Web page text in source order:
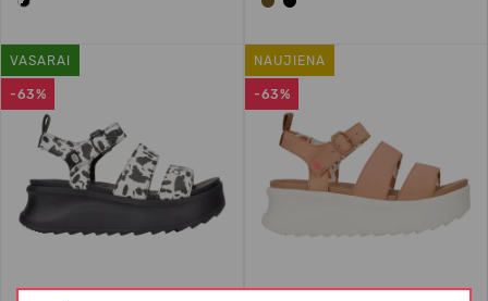
-63%
VASARAI
-63%
NAUJIENA